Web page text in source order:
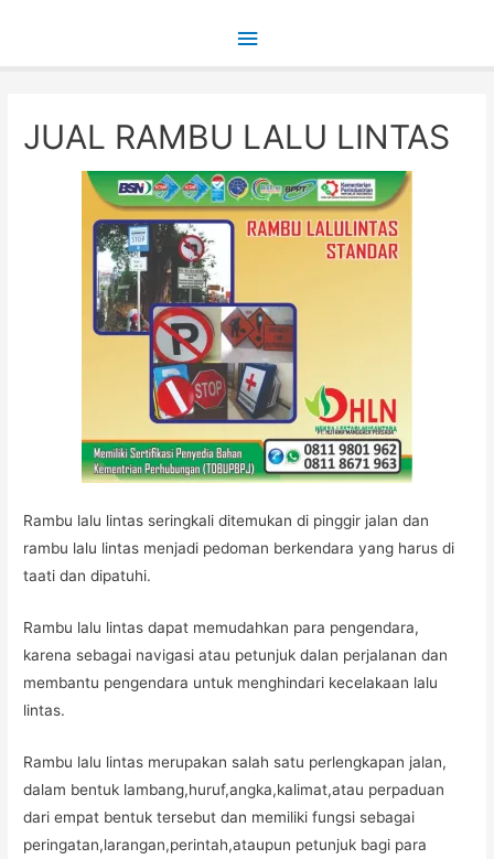
Main
JUAL RAMBU LALU LINTAS
Rambu lalu lintas seringkali ditemukan di pinggir jalan dan
rambu lalu lintas menjadi pedoman berkendara yang harus di
taati dan dipatuhi.
Rambu lalu lintas dapat memudahkan para pengendara,
karena sebagai navigasi atau petunjuk dalan perjalanan dan
membantu pengendara untuk menghindari kecelakaan lalu
lintas.
Rambu lalu lintas merupakan salah satu perlengkapan jalan,
dalam bentuk lambang,huruf,angka,kalimat,atau perpaduan
dari empat bentuk tersebut dan memiliki fungsi sebagai
peringatan,larangan,perintah,ataupun petunjuk bagi para